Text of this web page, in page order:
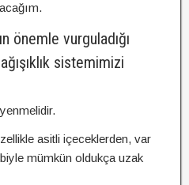
önemle vurguladığı
sistemimizi
asitli içeceklerden, var
mümkün oldukça uzak